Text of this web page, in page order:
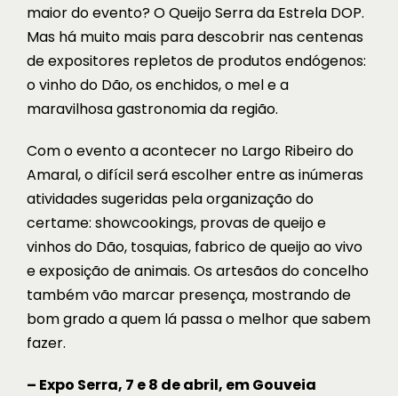
maior do evento? O Queijo Serra da Estrela DOP.
Mas há muito mais para descobrir nas centenas
de expositores repletos de produtos endógenos:
o vinho do Dão, os enchidos, o mel e a
maravilhosa gastronomia da região.
Com o evento a acontecer no Largo Ribeiro do
Amaral, o difícil será escolher entre as inúmeras
atividades sugeridas pela organização do
certame: showcookings, provas de queijo e
vinhos do Dão, tosquias, fabrico de queijo ao vivo
e exposição de animais. Os artesãos do concelho
também vão marcar presença, mostrando de
bom grado a quem lá passa o melhor que sabem
fazer.
– Expo Serra, 7 e 8 de abril, em Gouveia